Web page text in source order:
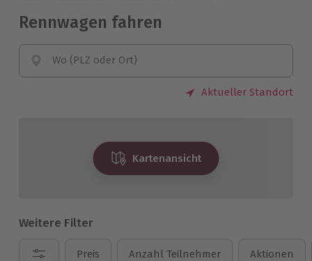
Rennwagen fahren
Wo (PLZ oder Ort)
Aktueller Standort
Kartenansicht
Weitere Filter
Preis Anzahl Teilnehmer Aktionen